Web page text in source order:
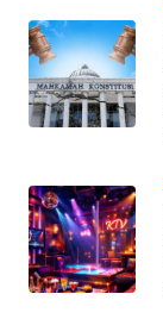
WN
LAMPUNG
WN
NUSANTARA